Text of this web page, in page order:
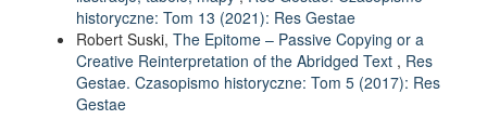
historyczne: Tom 13 (2021): Res Gestae
Robert Suski, The Epitome – Passive Copying or a
Creative Reinterpretation of the Abridged Text , Res
Gestae. Czasopismo historyczne: Tom 5 (2017): Res
Gestae